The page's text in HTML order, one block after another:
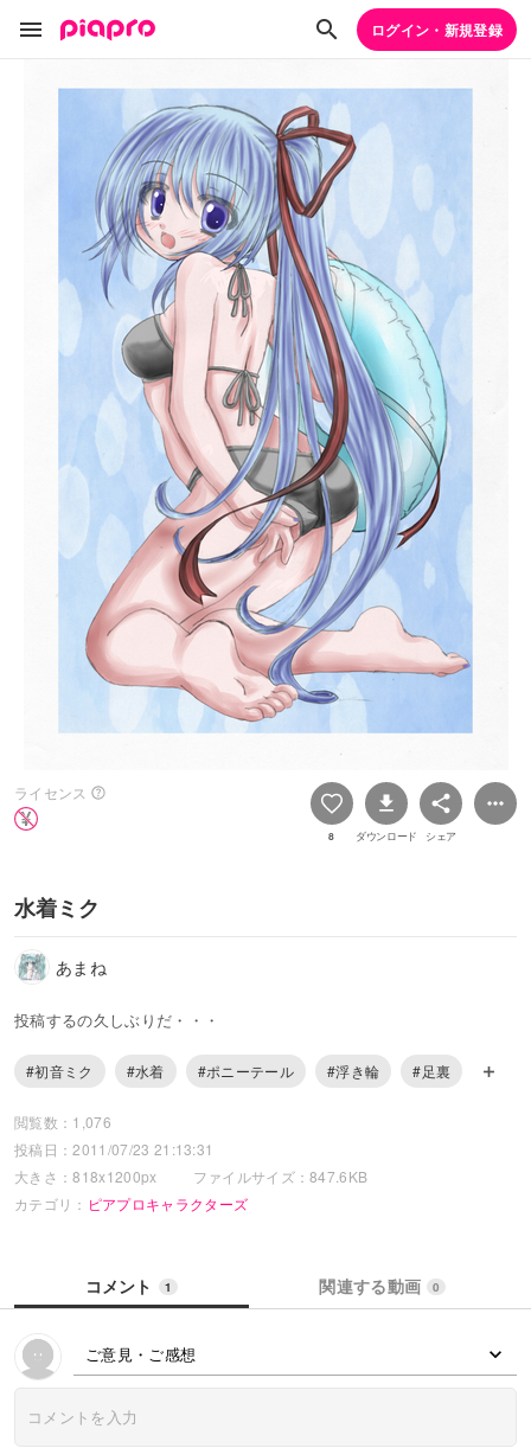
ログイン・新規登録
ライセンス
8 ダウンロード シェア
水着ミク
あまね
投稿するの久しぶりだ・・・
#初音ミク #水着 #ポニーテール #浮き輪 #足裏
閲覧数：1,076
投稿日：2011/07/23 21:13:31
大きさ：818x1200px
ファイルサイズ：847.6KB
カテゴリ： ピアプロキャラクターズ
コメント 1 関連する動画 0
ご意見・ご感想